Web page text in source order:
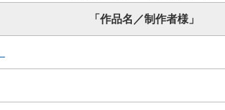
「作品名／制作者様」